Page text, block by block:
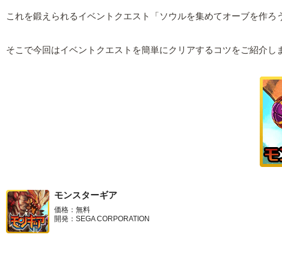
これを鍛えられるイベントクエスト「ソウルを集めてオーブを作
そこで今回はイベントクエストを簡単にクリアするコツをご紹介し
モンスターギア
価格：無料
開発：SEGA CORPORATION